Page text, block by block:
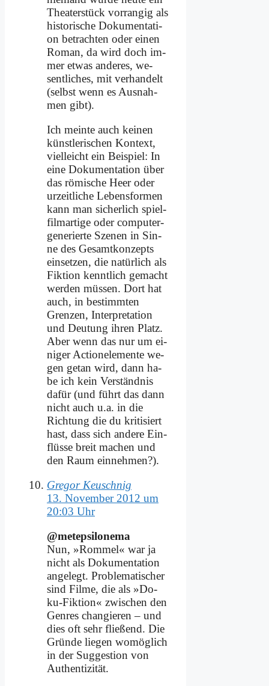
Thea­ter­stück vor­ran­gig als
hi­sto­ri­sche Do­ku­men­ta­ti­
on be­trach­ten oder ei­nen
Ro­man, da wird doch im­
mer et­was an­de­res, we­
sent­li­ches, mit ver­han­delt
(selbst wenn es Aus­nah­
men gibt).
Ich mein­te auch kei­nen
künst­le­ri­schen Kon­text,
viel­leicht ein Bei­spiel: In
ei­ne Do­ku­men­ta­ti­on über
das rö­mi­sche Heer oder
ur­zeit­li­che Le­bens­for­men
kann man si­cher­lich spiel­
film­ar­ti­ge oder com­pu­ter­
ge­nerier­te Sze­nen in Sin­
ne des Ge­samt­kon­zepts
ein­set­zen, die na­tür­lich als
Fik­ti­on kennt­lich ge­macht
wer­den müs­sen. Dort hat
auch, in be­stimm­ten
Gren­zen, In­ter­pre­ta­ti­on
und Deu­tung ih­ren Platz.
Aber wenn das nur um ei­
ni­ger Ac­tion­ele­men­te we­
gen ge­tan wird, dann ha­
be ich kein Ver­ständ­nis
da­für (und führt das dann
nicht auch u.a. in die
Rich­tung die du kri­ti­siert
hast, dass sich an­de­re Ein­
flüs­se breit ma­chen und
den Raum ein­neh­men?).
Gregor Keuschnig
13. November 2012 um
20:03 Uhr
@metepsilonema
Nun, »Rom­mel« war ja
nicht als Do­ku­men­ta­ti­on
an­ge­legt. Pro­ble­ma­ti­scher
sind Fil­me, die als »Do­
ku-Fik­ti­on« zwi­schen den
Gen­res chan­gie­ren – und
dies oft sehr flie­ßend. Die
Grün­de lie­gen wo­mög­lich
in der Sug­ge­sti­on von
Au­then­ti­zi­tät.